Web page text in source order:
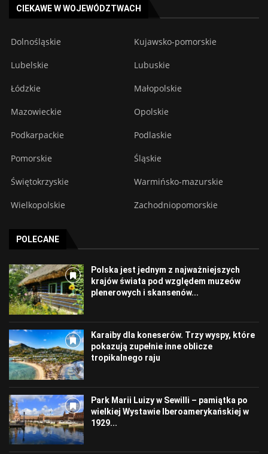
CIEKAWE W WOJEWÓDZTWACH
Dolnośląskie Kujawsko-pomorskie
Lubelskie Lubuskie
Łódzkie Małopolskie
Mazowieckie Opolskie
Podkarpackie Podlaskie
Pomorskie Śląskie
Świętokrzyskie Warmińsko-mazurskie
Wielkopolskie Zachodniopomorskie
POLECANE
Polska jest jednym z najważniejszych
krajów świata pod względem muzeów
plenerowych i skansenów...
Karaiby dla koneserów. Trzy wyspy, które
pokazują zupełnie inne oblicze
tropikalnego raju
Park Marii Luizy w Sewilli – pamiątka po
wielkiej Wystawie Iberoamerykańskiej w
1929...